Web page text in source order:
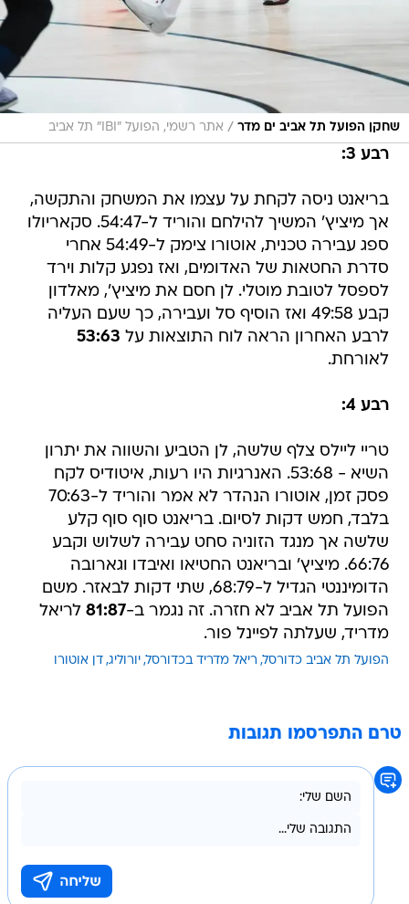
שחקן הפועל תל אביב ים מדר / אתר רשמי, הפועל "IBI" תל אביב
רבע 3:
בריאנט ניסה לקחת על עצמו את המשחק והתקשה,
אך מיציץ' המשיך להילחם והוריד ל-54:47. סקאריולו
ספג עבירה טכנית, אוטורו צימק ל-54:49 אחרי
סדרת החטאות של האדומים, ואז נפגע קלות וירד
לספסל לטובת מוטלי. לן חסם את מיציץ', מאלדון
קבע 49:58 ואז הוסיף סל ועבירה, כך שעם העליה
לרבע האחרון הראה לוח התוצאות על 53:63
לאורחת.
רבע 4:
טריי ליילס צלף שלשה, לן הטביע והשווה את יתרון
השיא - 53:68. האנרגיות היו רעות, איטודיס לקח
פסק זמן, אוטורו הנהדר לא אמר והוריד ל-70:63
בלבד, חמש דקות לסיום. בריאנט סוף סוף קלע
שלשה אך מנגד הזוניה סחט עבירה לשלוש וקבע
66:76. מיציץ' ובריאנט החטיאו ואיבדו וגארובה
הדומיננטי הגדיל ל-68:79, שתי דקות לבאזר. משם
הפועל תל אביב לא חזרה. זה נגמר ב-81:87 לריאל
מדריד, שעלתה לפיינל פור.
הפועל תל אביב כדורסל ריאל מדריד בכדורסל יורוליג דן אוטורו
טרם התפרסמו תגובות